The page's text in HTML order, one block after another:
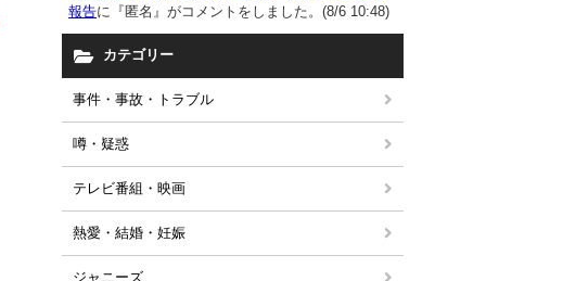
報告に『匿名』がコメントをしました。(8/6 10:48)
カテゴリー
事件・事故・トラブル
噂・疑惑
テレビ番組・映画
熱愛・結婚・妊娠
ジャニーズ